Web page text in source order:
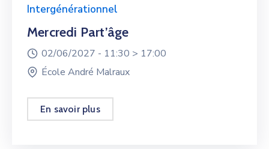
Intergénérationnel
Mercredi Part’âge
02/06/2027 - 11:30 > 17:00
École André Malraux
En savoir plus